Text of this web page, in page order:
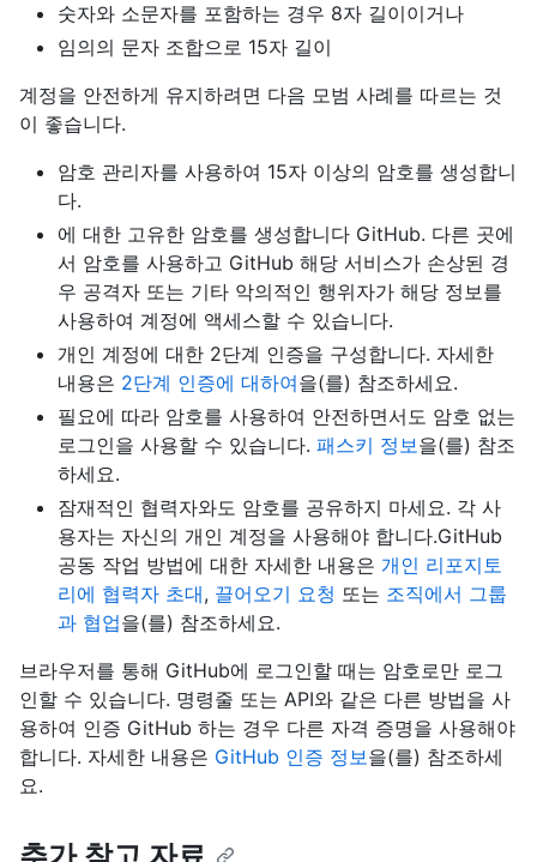
숫자와 소문자를 포함하는 경우 8자 길이이거나
임의의 문자 조합으로 15자 길이
계정을 안전하게 유지하려면 다음 모범 사례를 따르는 것
이 좋습니다.
암호 관리자를 사용하여 15자 이상의 암호를 생성합니
다.
에 대한 고유한 암호를 생성합니다 GitHub. 다른 곳에
서 암호를 사용하고 GitHub 해당 서비스가 손상된 경
우 공격자 또는 기타 악의적인 행위자가 해당 정보를
사용하여 계정에 액세스할 수 있습니다.
개인 계정에 대한 2단계 인증을 구성합니다. 자세한
내용은 2단계 인증에 대하여을(를) 참조하세요.
필요에 따라 암호를 사용하여 안전하면서도 암호 없는
로그인을 사용할 수 있습니다. 패스키 정보을(를) 참조
하세요.
잠재적인 협력자와도 암호를 공유하지 마세요. 각 사
용자는 자신의 개인 계정을 사용해야 합니다.GitHub
공동 작업 방법에 대한 자세한 내용은 개인 리포지토
리에 협력자 초대, 끌어오기 요청 또는 조직에서 그룹
과 협업을(를) 참조하세요.
브라우저를 통해 GitHub에 로그인할 때는 암호로만 로그
인할 수 있습니다. 명령줄 또는 API와 같은 다른 방법을 사
용하여 인증 GitHub 하는 경우 다른 자격 증명을 사용해야
합니다. 자세한 내용은 GitHub 인증 정보을(를) 참조하세
요.